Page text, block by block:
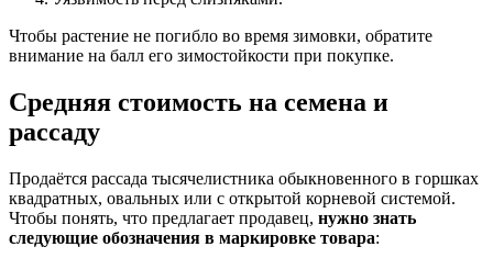
Чтобы растение не погибло во время зимовки, обратите
внимание на балл его зимостойкости при покупке.
Средняя стоимость на семена и
рассаду
Продаётся рассада тысячелистника обыкновенного в горшках
квадратных, овальных или с открытой корневой системой.
Чтобы понять, что предлагает продавец, нужно знать
следующие обозначения в маркировке товара: